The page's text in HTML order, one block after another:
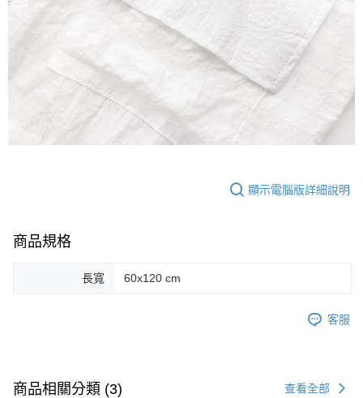
顯示電腦版詳細說明
商品規格
長寬 60x120 cm
客服
商品相關分類 (3) 查看全部